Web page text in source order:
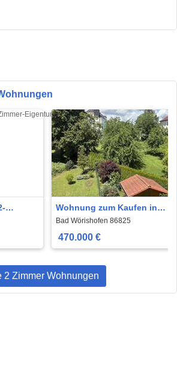
in
Wohnung zum Kaufen in
Bad Wörishofen 470.000 €
105 m²
Bad Wörishofen 86825
470.000 €
2 Zimmer Wohnungen